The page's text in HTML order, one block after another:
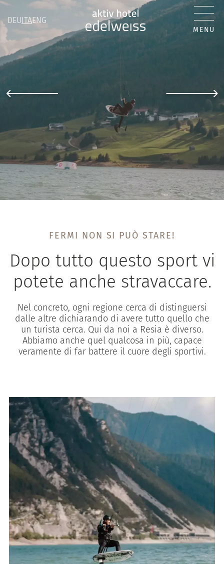
MENU
DEUITAENG
FERMI NON SI PUÒ STARE!
Dopo tutto questo sport vi
potete anche stravaccare.
Nel concreto, ogni regione cerca di distinguersi
dalle altre dichiarando di avere tutto quello che
un turista cerca. Qui da noi a Resia è diverso.
Abbiamo anche quel qualcosa in più, capace
veramente di far battere il cuore degli sportivi.